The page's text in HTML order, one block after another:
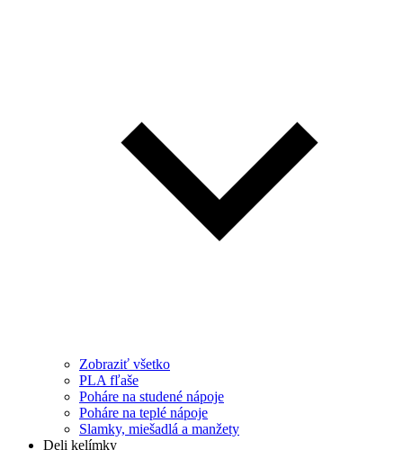
Zobraziť všetko
PLA fľaše
Poháre na studené nápoje
Poháre na teplé nápoje
Slamky, miešadlá a manžety
Deli kelímky